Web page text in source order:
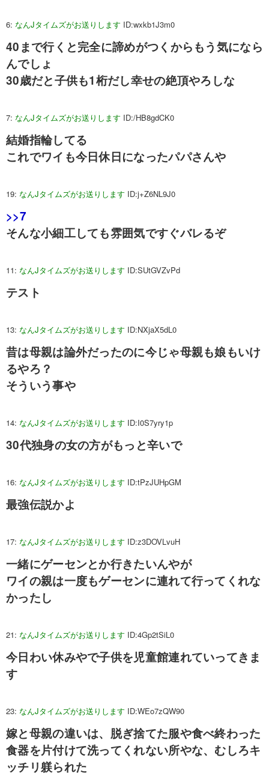
6: なんJタイムズがお送りします ID:wxkb1J3m0
40まで行くと完全に諦めがつくからもう気になら
んでしょ
30歳だと子供も1桁だし幸せの絶頂やろしな
7: なんJタイムズがお送りします ID:/HB8gdCK0
結婚指輪してる
これでワイも今日休日になったパパさんや
19: なんJタイムズがお送りします ID:j+Z6NL9J0
>>7
そんな小細工しても雰囲気ですぐバレるぞ
11: なんJタイムズがお送りします ID:SUtGVZvPd
テスト
13: なんJタイムズがお送りします ID:NXjaX5dL0
昔は母親は論外だったのに今じゃ母親も娘もいけ
るやろ？
そういう事や
14: なんJタイムズがお送りします ID:I0S7yry1p
30代独身の女の方がもっと辛いで
16: なんJタイムズがお送りします ID:tPzJUHpGM
最強伝説かよ
17: なんJタイムズがお送りします ID:z3DOVLvuH
一緒にゲーセンとか行きたいんやが
ワイの親は一度もゲーセンに連れて行ってくれな
かったし
21: なんJタイムズがお送りします ID:4Gp2tSiL0
今日わい休みやで子供を児童館連れていってきま
す
23: なんJタイムズがお送りします ID:WEo7zQW90
嫁と母親の違いは、脱ぎ捨てた服や食べ終わった
食器を片付けて洗ってくれない所やな、むしろキ
ッチリ躾られた